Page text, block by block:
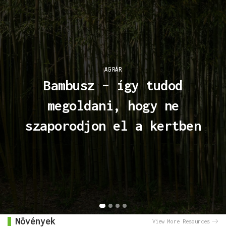
AGRÁR
Bambusz – így tudod
megoldani, hogy ne
szaporodjon el a kertben
Növények View More Resources